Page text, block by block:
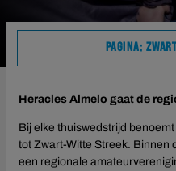
PAGINA:
ALLE KAARTVERKOOP
Keuken Kampioen Divisie
Heracles Almelo gaat de
Bij elke thuiswedstrijd
tot Zwart-Witte Streek. Binnen
een regionale